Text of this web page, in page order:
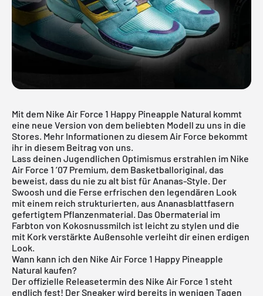
Mit dem Nike Air Force 1 Happy Pineapple Natural kommt
eine neue Version von dem beliebten Modell zu uns in die
Stores. Mehr Informationen zu diesem Air Force bekommt
ihr in diesem Beitrag von uns.
Lass deinen Jugendlichen Optimismus erstrahlen im Nike
Air Force 1 ’07 Premium, dem Basketballoriginal, das
beweist, dass du nie zu alt bist für Ananas-Style. Der
Swoosh und die Ferse erfrischen den legendären Look
mit einem reich strukturierten, aus Ananasblattfasern
gefertigtem Pflanzenmaterial. Das Obermaterial im
Farbton von Kokosnussmilch ist leicht zu stylen und die
mit Kork verstärkte Außensohle verleiht dir einen erdigen
Look.
Wann kann ich den Nike Air Force 1 Happy Pineapple
Natural kaufen?
Der offizielle Releasetermin des Nike Air Force 1 steht
endlich fest! Der Sneaker wird bereits in wenigen Tagen